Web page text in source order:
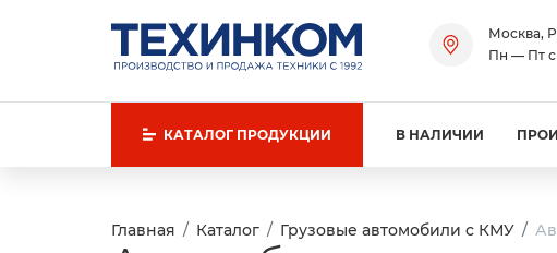
Москва,
Пн — Пт с
КАТАЛОГ ПРОДУКЦИИ В НАЛИЧИИ
Главная Каталог Грузовые автомобили с КМУ